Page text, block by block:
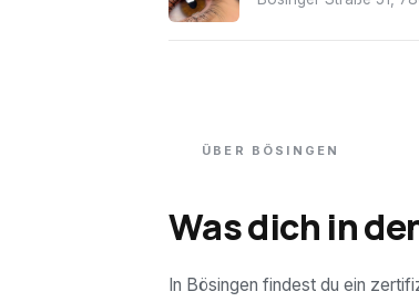
ÜBER BÖSINGEN
Was dich in
In Bösingen findest du ein